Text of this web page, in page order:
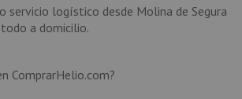
servicio logístico desde Molina de Segura
todo a domicilio.
ComprarHelio.com?